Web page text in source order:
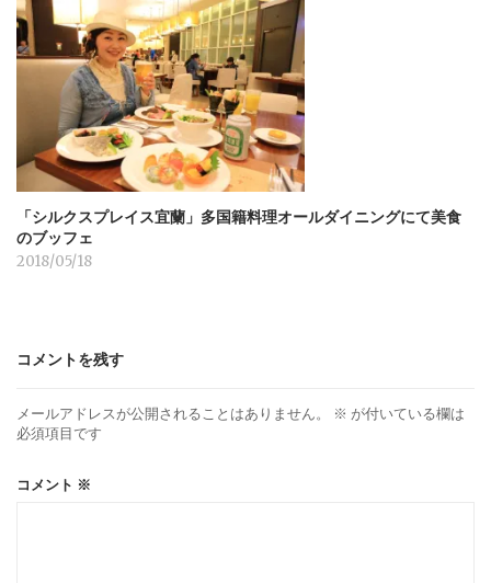
「シルクスプレイス宜蘭」多国籍料理オールダイニングにて美食
のブッフェ
2018/05/18
コメントを残す
メールアドレスが公開されることはありません。 ※ が付いている欄は
必須項目です
コメント ※